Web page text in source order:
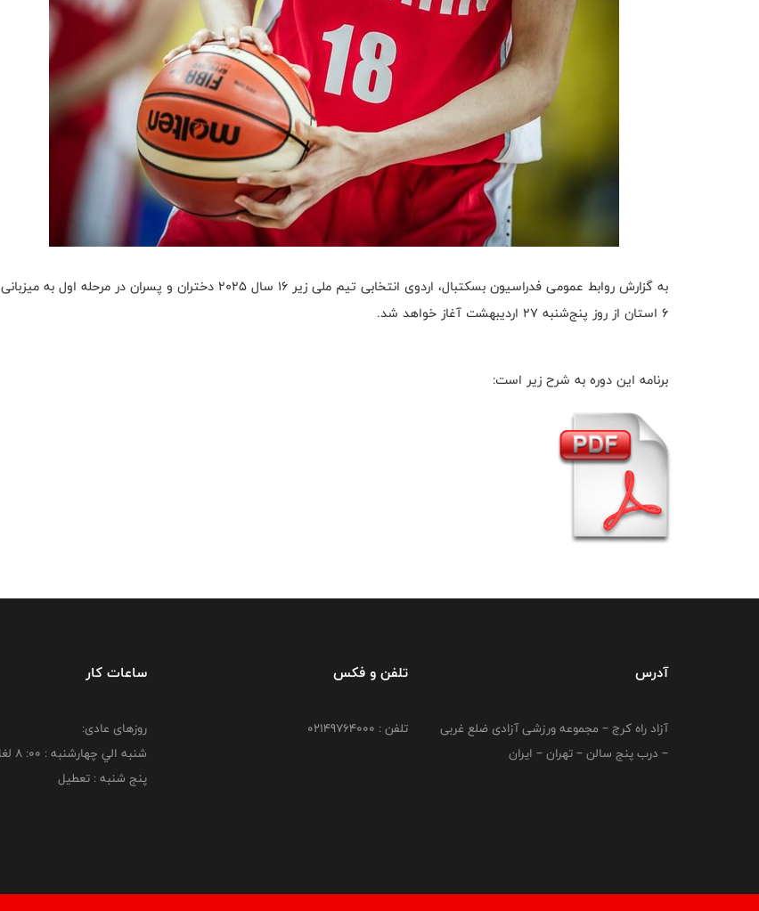
به گزارش روابط عمومی فدراسیون بسکتبال، اردوی انتخابی تیم ملی زیر 16 سال ۲۰۲۵ دختران و پسران در مرحله اول به میزبانی
6 استان از روز پنج‌شنبه 27 اردیبهشت آغاز خواهد شد.
برنامه این دوره به شرح زیر است:
آدرس
آزاد راه کرج – مجموعه ورزشی آزادی ضلع غربی
– درب پنج سالن – تهران – ایران
تلفن و فکس
تلفن : 02149764000
ساعات کار
روزهای عادی:
شنبه الي چهارشنبه : 00: 8 لغايت 16:00
پنج شنبه : تعطیل